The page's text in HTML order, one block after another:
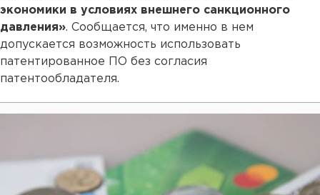
экономики в условиях внешнего санкционного
давления». Сообщается, что именно в нем
допускается возможность использовать
патентированное ПО без согласия
патентообладателя.